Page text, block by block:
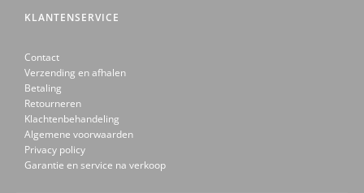
KLANTENSERVICE
Contact
Verzending en afhalen
Betaling
Retourneren
Klachtenbehandeling
Algemene voorwaarden
Privacy policy
Garantie en service na verkoop